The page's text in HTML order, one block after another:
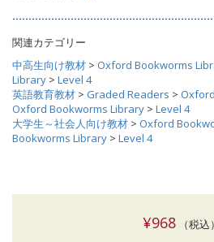
関連カテゴリー
中高生向け教材 > Oxford Bookworms
Library > Level 4
英語教育教材 > Graded Readers >
Oxford Bookworms Library > Level 4
大学生～社会人向け教材 > Oxford
Bookworms Library > Level 4
¥968 （税込）